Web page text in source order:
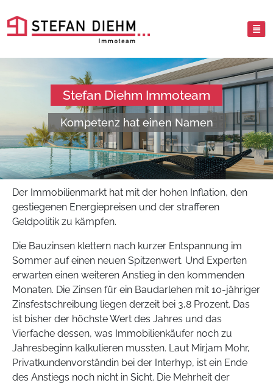
Stefan Diehm Immoteam
Kompetenz hat einen Namen
Der Immobilienmarkt hat mit der hohen Inflation, den
gestiegenen Energiepreisen und der strafferen
Geldpolitik zu kämpfen.
Die Bauzinsen klettern nach kurzer Entspannung im
Sommer auf einen neuen Spitzenwert. Und Experten
erwarten einen weiteren Anstieg in den kommenden
Monaten. Die Zinsen für ein Baudarlehen mit 10-jähriger
Zinsfestschreibung liegen derzeit bei 3,8 Prozent. Das
ist bisher der höchste Wert des Jahres und das
Vierfache dessen, was Immobilienkäufer noch zu
Jahresbeginn kalkulieren mussten. Laut Mirjam Mohr,
Privatkundenvorständin bei der Interhyp, ist ein Ende
des Anstiegs noch nicht in Sicht. Die Mehrheit der